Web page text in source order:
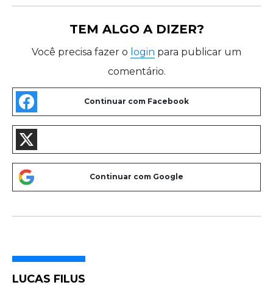
TEM ALGO A DIZER?
Você precisa fazer o login para publicar um
comentário.
LUCAS FILUS